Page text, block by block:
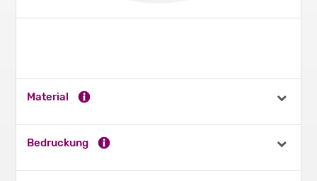
Material
Bedruckung